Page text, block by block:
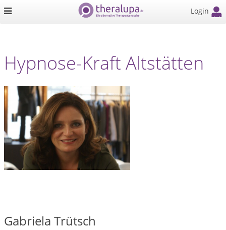
Login
Hypnose-Kraft Altstätten
Gabriela Trütsch